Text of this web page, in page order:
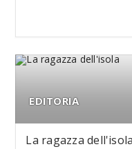
EDITORIA
La ragazza dell'isola